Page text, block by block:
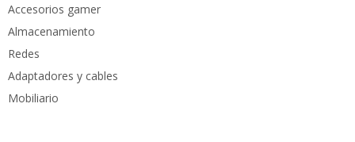
Accesorios gamer
Almacenamiento
Redes
Adaptadores y cables
Mobiliario